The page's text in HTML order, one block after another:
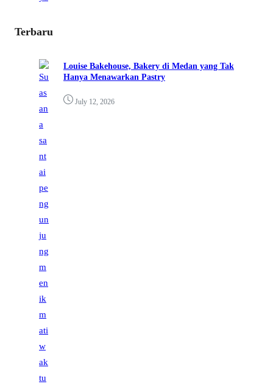
Terbaru
Louise Bakehouse, Bakery di Medan yang Tak
Hanya Menawarkan Pastry
July 12, 2026